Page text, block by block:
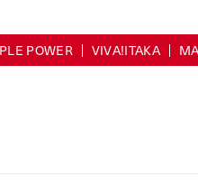
POWER VIVA!ITAKA